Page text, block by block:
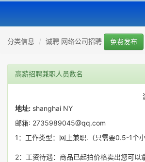
分类信息 诚聘 网络公司招聘 免费发布
高薪招聘兼职人员数名
地址: shanghai NY
邮箱: 2735989045@qq.com
1：工作类型：网上兼职.（只需要0.5-1个
2：工资待遇：商品已起拍价格卖出您可以